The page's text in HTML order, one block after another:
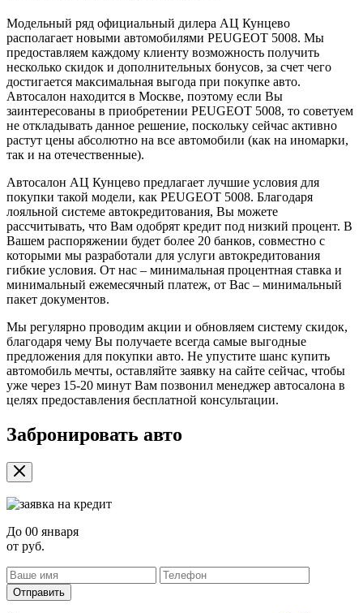
Модельный ряд официальный дилера АЦ Кунцево
располагает новыми автомобилями PEUGEOT 5008. Мы
предоставляем каждому клиенту возможность получить
несколько скидок и дополнительных бонусов, за счет чего
достигается максимальная выгода при покупке авто.
Автосалон находится в Москве, поэтому если Вы
заинтересованы в приобретении PEUGEOT 5008, то советуем
не откладывать данное решение, поскольку сейчас активно
растут цены абсолютно на все автомобили (как на иномарки,
так и на отечественные).
Автосалон АЦ Кунцево предлагает лучшие условия для
покупки такой модели, как PEUGEOT 5008. Благодаря
лояльной системе автокредитования, Вы можете
рассчитывать, что Вам одобрят кредит под низкий процент. В
Вашем распоряжении будет более 20 банков, совместно с
которыми мы разработали для услуги автокредитования
гибкие условия. От нас – минимальная процентная ставка и
минимальный ежемесячный платеж, от Вас – минимальный
пакет документов.
Мы регулярно проводим акции и обновляем систему скидок,
благодаря чему Вы получаете всегда самые выгодные
предложения для покупки авто. Не упустите шанс купить
автомобиль мечты, оставляйте заявку на сайте сейчас, чтобы
уже через 15-20 минут Вам позвонил менеджер автосалона в
целях предоставления бесплатной консультации.
Забронировать авто
До 00 января
от руб.
Отправить